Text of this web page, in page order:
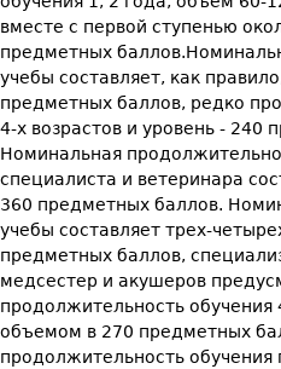
вместе с первой ступенью
предметных
учебы составляет, как
предметных баллов, редко
4-х возрастов и уровень - 240
Номинальная
специалиста и ветеринара
360 предметных баллов.
учебы составляет трех-
предметных баллов,
медсестер и акушеров
продолжительность обучения
объемом в 270 предметных
продолжительность